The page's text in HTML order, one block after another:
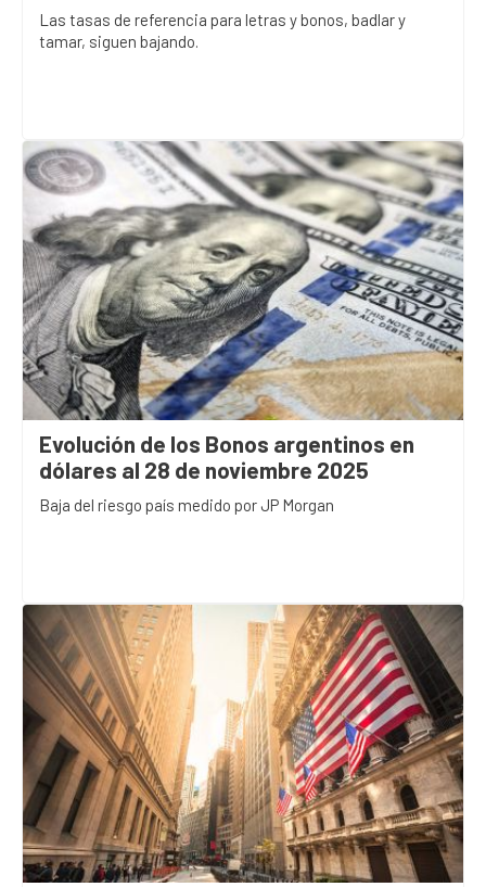
Las tasas de referencia para letras y bonos, badlar y
tamar, siguen bajando.
Evolución de los Bonos argentinos en
dólares al 28 de noviembre 2025
Baja del riesgo país medido por JP Morgan